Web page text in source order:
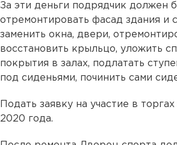
За эти деньги подрядчик должен
отремонтировать фасад здания и
заменить окна, двери,
восстановить крыльцо, уложить
покрытия в залах, подлатать
под сиденьями, починить сами
Подать заявку на участие в
2020 года.